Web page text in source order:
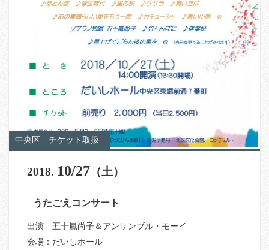
中央区 チケット取扱
2018. 10/27 （土）
うたごえコンサート
出演 五十嵐尚子＆アンサンブル・モーイ
会場：だいしホール